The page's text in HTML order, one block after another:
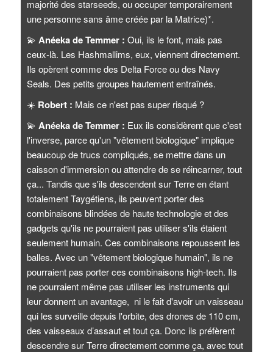
majorité des starseeds, ou occuper temporairement
une personne sans âme créée par la Matrice)*.
💫 Anéeka de Temmer : Oui, ils le font, mais pas
ceux-là. Les Hashmallims, eux, viennent directement.
Ils opèrent comme des Delta Force ou des Navy
Seals. Des petits groupes hautement entraînés.
☀️ Robert : Mais ce n'est pas super risqué ?
💫 Anéeka de Temmer : Eux ils considèrent que c'est
l'inverse, parce qu'un "vêtement biologique" implique
beaucoup de trucs compliqués, se mettre dans un
caisson d'immersion ou attendre de se réincarner, tout
ça... Tandis que s'ils descendent sur Terre en étant
totalement Taygétiens, ils peuvent porter des
combinaisons blindées de haute technologie et des
gadgets qu'ils ne pourraient pas utiliser s'ils étaient
seulement humain. Ces combinaisons repoussent les
balles. Avec un "vêtement biologique humain", ils ne
pourraient pas porter ces combinaisons high-tech. Ils
ne pourraient même pas utiliser les instruments qui
leur donnent un avantage, ni le fait d'avoir un vaisseau
qui les surveille depuis l'orbite, des drones de 110 cm,
des vaisseaux d’assaut et tout ça. Donc ils préfèrent
descendre sur Terre directement comme ça, avec tout